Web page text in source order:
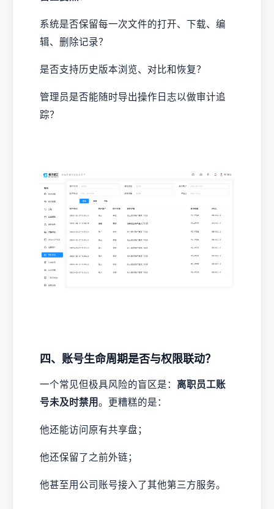
系统是否保留每一次文件的打开、下载、编
辑、删除记录？
是否支持历史版本浏览、对比和恢复？
管理员是否能随时导出操作日志以做审计追
踪？
四、账号生命周期是否与权限联动？
一个常见但极具风险的盲区是： 离职员工账
号未及时禁用。更糟糕的是：
他还能访问原有共享盘；
他还保留了之前外链；
他甚至用公司账号接入了其他第三方服务。